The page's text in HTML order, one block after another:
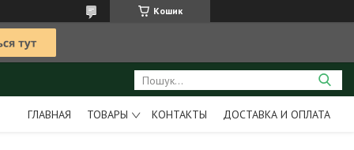
Кошик
ГЛАВНАЯ ТОВАРЫ КОНТАКТЫ ДОСТАВКА И ОПЛАТА